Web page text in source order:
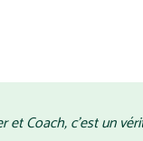
et Coach, c'est un